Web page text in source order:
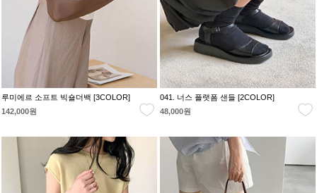
루미에르 소프트 빅숄더백 [3COLOR]
142,000원
041. 너스 플랫폼 샌들 [2COLOR]
48,000원